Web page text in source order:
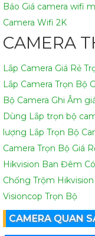
Báo Giá camera wifi
Camera Wifi 2K
CAMERA
Lắp Camera Giá Rẻ
Lắp Camera Trọn Bộ
Bộ Camera Ghi Âm
Dùng Lắp trọn bộ
lượng Lắp Trọn Bộ
Camera Trọn Bộ Giá
Hikvision Ban Đêm
Chống Trộm Hikvision
Visioncop Trọn Bộ
CAMERA QUAN